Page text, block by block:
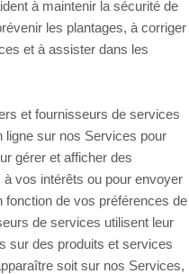
à maintenir la sécurité de
les plantages, à corriger
et à assister dans les
et fournisseurs de services
ligne sur nos Services pour
gérer et afficher des
vos intérêts ou pour envoyer
fonction de vos préférences de
de services utilisent leur
sur des produits et services
soit sur nos Services,